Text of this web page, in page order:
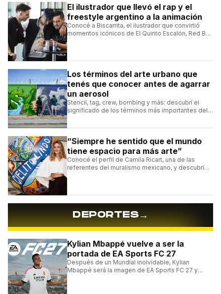
El ilustrador que llevó el rap y el
freestyle argentino a la animación
Conocé a Biscarrita, el ilustrador que convirtió
momentos icónicos de El Quinto Escalón, Red Bull
Los términos del arte urbano que
tenés que conocer antes de agarrar
un aerosol
Stencil, tag, crew, bombing y más: descubrí el
significado de los términos más importantes del
“Siempre he sentido que el mundo
tiene espacio para más arte”
Conocé el perfil de Camila Ricart, una de las
referentes del muralismo mexicano, y descubrí
DEPORTES→
Kylian Mbappé vuelve a ser la
portada de EA Sports FC 27
Después de un Mundial inolvidable, Kylian
Mbappé será la imagen de EA Sports FC 27 y